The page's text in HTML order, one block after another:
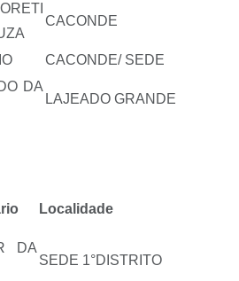
CACONDE
CACONDE/ SEDE
DA
LAJEADO GRANDE
Localidade
DA
SEDE 1°DISTRITO